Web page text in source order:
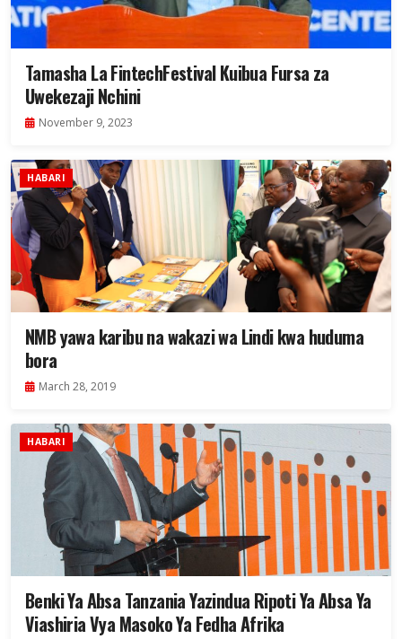
Tamasha La FintechFestival Kuibua Fursa za
Uwekezaji Nchini
November 9, 2023
HABARI
NMB yawa karibu na wakazi wa Lindi kwa huduma
bora
March 28, 2019
HABARI
Benki Ya Absa Tanzania Yazindua Ripoti Ya Absa Ya
Viashiria Vya Masoko Ya Fedha Afrika